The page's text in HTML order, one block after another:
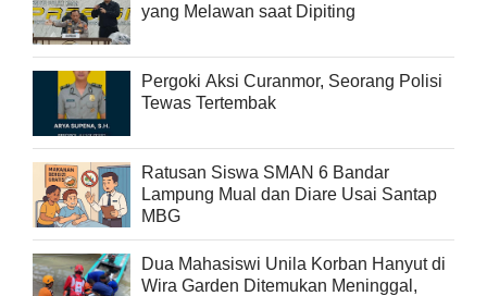
yang Melawan saat Dipiting
Pergoki Aksi Curanmor, Seorang Polisi
Tewas Tertembak
Ratusan Siswa SMAN 6 Bandar
Lampung Mual dan Diare Usai Santap
MBG
Dua Mahasiswi Unila Korban Hanyut di
Wira Garden Ditemukan Meninggal,